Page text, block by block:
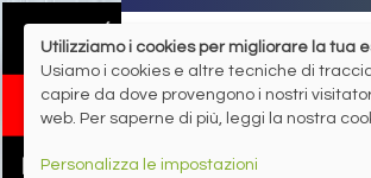
Utilizziamo i cookies per migliorare la tua
Usiamo i cookies e altre tecniche di
capire da dove provengono i nostri
web. Per saperne di più, leggi la nostra
Personalizza le impostazioni